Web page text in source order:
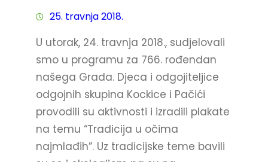
25. travnja 2018.
U utorak, 24. travnja 2018., sudjelovali
smo u programu za 766. rođendan
našega Grada. Djeca i odgojiteljice
odgojnih skupina Kockice i Pačići
provodili su aktivnosti i izradili plakate
na temu “Tradicija u očima
najmlađih”. Uz tradicijske teme bavili